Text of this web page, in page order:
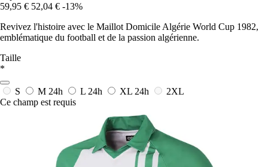
59,95 € 52,04 € -13%
Revivez l'histoire avec le Maillot Domicile Algérie World Cup 1982,
emblématique du football et de la passion algérienne.
Taille
*
S M 24h L 24h XL 24h
2XL
Ce champ est requis